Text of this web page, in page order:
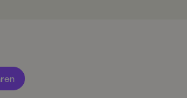
så starkt i
behövs mer.